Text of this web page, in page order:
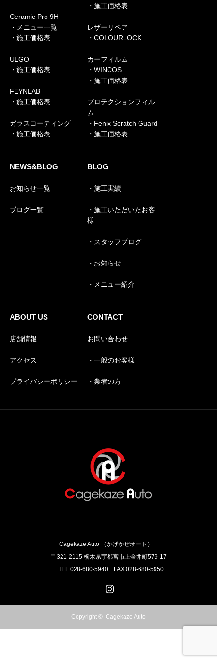
Ceramic Pro 9H
・メニュー一覧
・施工価格表
ULGO
・施工価格表
FEYNLAB
・施工価格表
ガラスコーティング
・施工価格表
・施工価格表
レザーリペア
・COLOURLOCK
カーフィルム
・WINCOS
・施工価格表
プロテクションフィル
ム
・Fenix Scratch Guard
・施工価格表
NEWS&BLOG
お知らせ一覧
ブログ一覧
BLOG
・施工実績
・施工いただいたお客
様
・スタッフブログ
・お知らせ
・メニュー紹介
ABOUT US
店舗情報
アクセス
プライバシーポリシー
CONTACT
お問い合わせ
・一般のお客様
・業者の方
Cagekaze Auto （かげかぜオート）
〒321-2115 栃木県宇都宮市上金井町579‐17
TEL:028-680-5940 FAX:028-680-5950
Copyright © Cagekaze Auto